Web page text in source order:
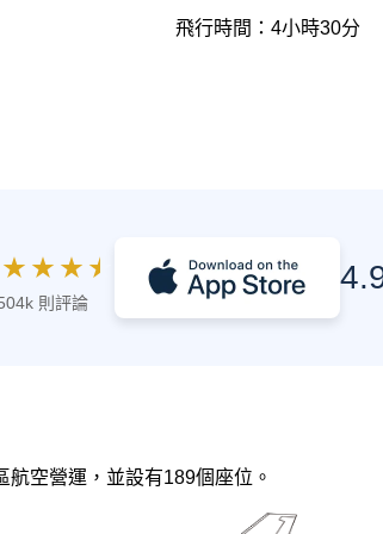
飛行時間：4小時30分
★ ★ ★ ★
則評論
空營運，並設有189個座位。